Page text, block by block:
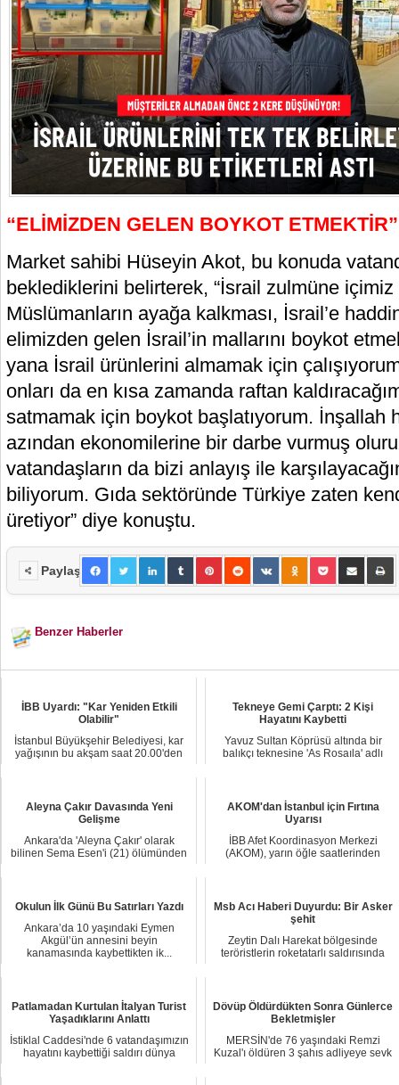
“ELİMİZDEN GELEN BOYKOT ETMEKTİR”
Market sahibi Hüseyin Akot, bu konuda
beklediklerini belirterek, “İsrail zulmüne
Müslümanların ayağa kalkması, İsrail’e
elimizden gelen İsrail’in mallarını boykot
yana İsrail ürünlerini almamak için
onları da en kısa zamanda raftan
satmamak için boykot başlatıyorum. İnşallah
azından ekonomilerine bir darbe vurmuş
vatandaşların da bizi anlayış ile
biliyorum. Gıda sektöründe Türkiye zaten
üretiyor” diye konuştu.
Paylaş
Benzer Haberler
İBB Uyardı: "Kar Yeniden Etkili
Olabilir"
İstanbul Büyükşehir Belediyesi, kar
yağışının bu akşam saat 20.00'den
Tekneye Gemi Çarptı: 2 Kişi
Hayatını Kaybetti
Yavuz Sultan Köprüsü altında bir
balıkçı teknesine 'As Rosaıla' adlı
Aleyna Çakır Davasında Yeni
Gelişme
Ankara'da 'Aleyna Çakır' olarak
bilinen Sema Esen'i (21) ölümünden
AKOM'dan İstanbul için Fırtına
Uyarısı
İBB Afet Koordinasyon Merkezi
(AKOM), yarın öğle saatlerinden
Okulun İlk Günü Bu Satırları Yazdı
Ankara’da 10 yaşındaki Eymen
Akgül’ün annesini beyin
kanamasında kaybettikten ik...
Msb Acı Haberi Duyurdu: Bir Asker
şehit
Zeytin Dalı Harekat bölgesinde
teröristlerin roketatarlı saldırısında
Patlamadan Kurtulan İtalyan Turist
Yaşadıklarını Anlattı
İstiklal Caddesi'nde 6 vatandaşımızın
hayatını kaybettiği saldırı dünya
Dövüp Öldürdükten Sonra Günlerce
Bekletmişler
MERSİN'de 76 yaşındaki Remzi
Kuzal'ı öldüren 3 şahıs adliyeye sevk